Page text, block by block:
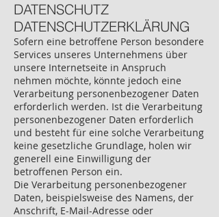
DATENSCHUTZ
DATENSCHUTZERKLÄRUNG
Sofern eine betroffene Person besondere
Services unseres Unternehmens über
unsere Internetseite in Anspruch
nehmen möchte, könnte jedoch eine
Verarbeitung personenbezogener Daten
erforderlich werden. Ist die Verarbeitung
personenbezogener Daten erforderlich
und besteht für eine solche Verarbeitung
keine gesetzliche Grundlage, holen wir
generell eine Einwilligung der
betroffenen Person ein.
Die Verarbeitung personenbezogener
Daten, beispielsweise des Namens, der
Anschrift, E-Mail-Adresse oder